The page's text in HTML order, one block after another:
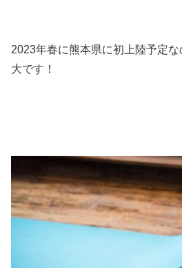
2023年春に熊本県に初上陸予定
大です！